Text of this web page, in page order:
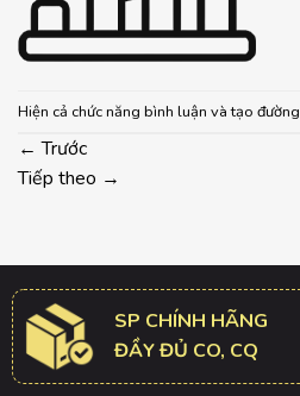
Hiện cả chức năng bình luận và tạo
← Trước
Tiếp theo →
SP CHÍNH HÃNG
ĐẦY ĐỦ CO, CQ